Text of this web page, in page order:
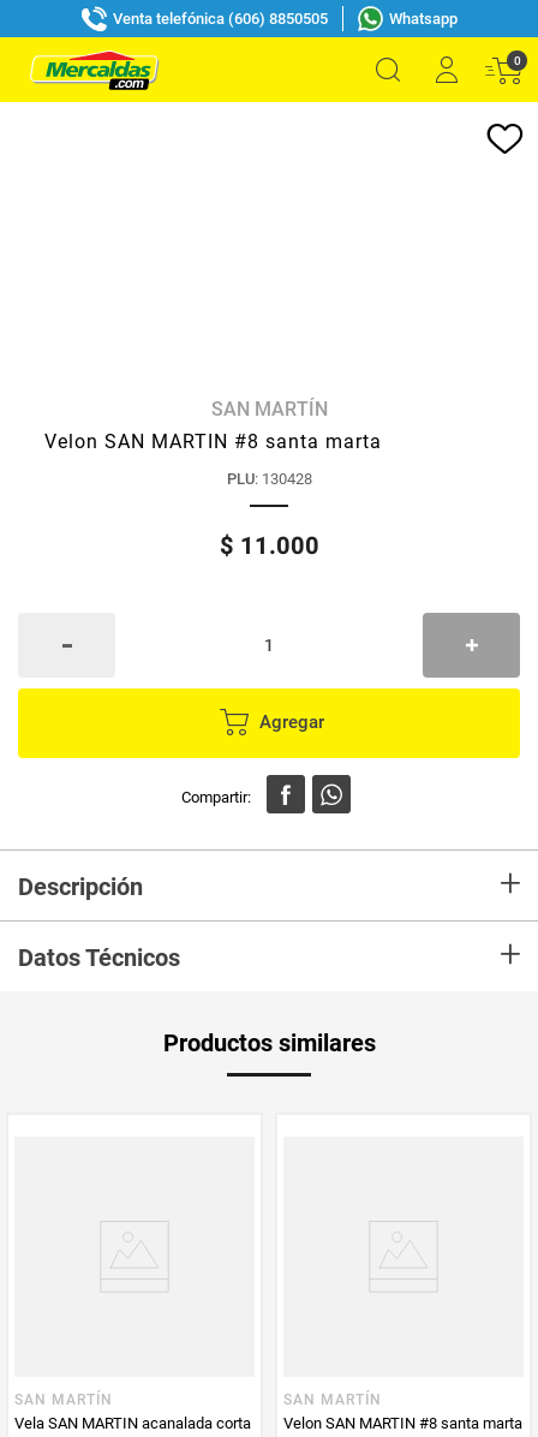
Venta telefónica (606) 8850505 Whatsapp
0
SAN MARTÍN
Velon SAN MARTIN #8 santa marta
PLU: 130428
$ 11.000
Agregar
Descripción +
Datos Técnicos +
Productos similares
SAN MARTÍN
Vela SAN MARTIN acanalada corta
SAN MARTÍN
Velon SAN MARTIN #8 santa marta